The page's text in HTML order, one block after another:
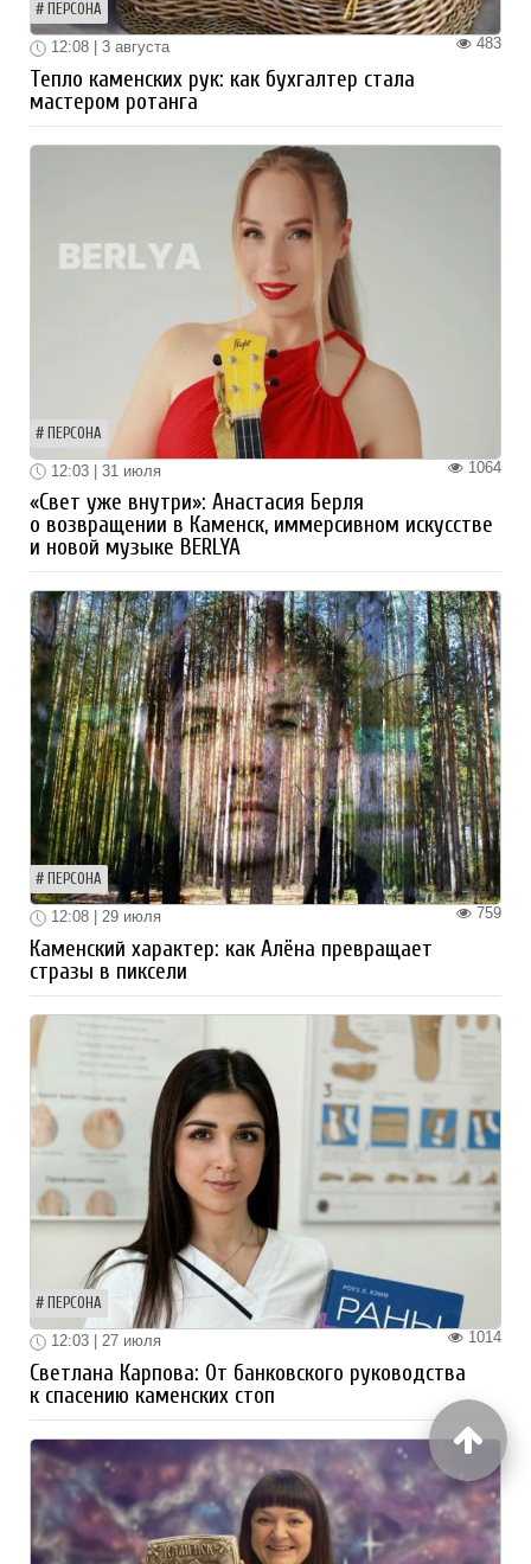
ПЕРСОНА
483
12:08 | 3 августа
Тепло каменских рук: как бухгалтер стала
мастером ротанга
ПЕРСОНА
1064
12:03 | 31 июля
«Свет уже внутри»: Анастасия Берля
о возвращении в Каменск, иммерсивном искусстве
и новой музыке BERLYA
ПЕРСОНА
759
12:08 | 29 июля
Каменский характер: как Алёна превращает
стразы в пиксели
ПЕРСОНА
1014
12:03 | 27 июля
Светлана Карпова: От банковского руководства
к спасению каменских стоп